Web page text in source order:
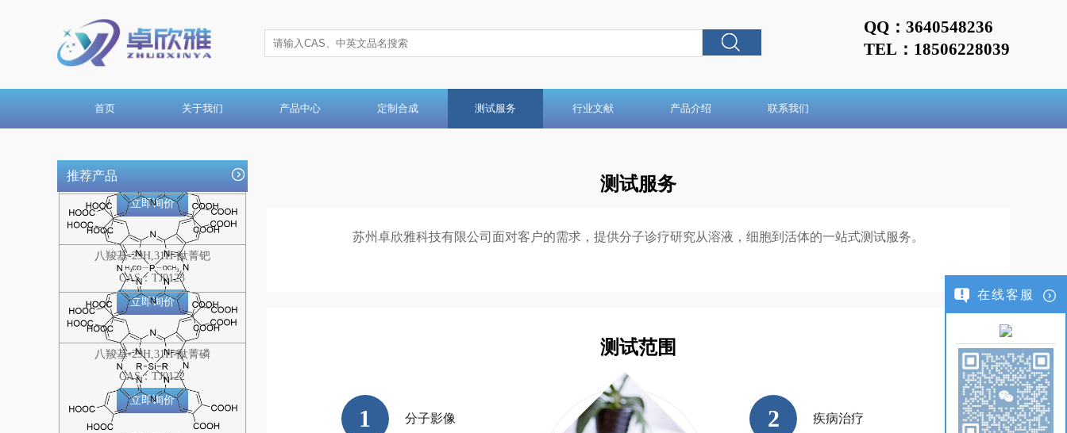
QQ：3640548236
TEL：18506228039
首页 关于我们 产品中心 定制合成 测试服务 行业文献 产品介绍 联系我们
推荐产品
八羧基-29H,31H-酞菁钴
八羧基-29H,31H-酞菁铂
立即询价
八羧基-29H,31H-酞菁钯
CAS：TJ0123
立即询价
八羧基-29H,31H-酞菁磷
CAS：TJ0122
立即询价
测试服务
苏州卓欣雅科技有限公司面对客户的需求，提供分子诊疗研究从溶液，细胞到活体的一站式测试服务。
测试范围
1 分子影像 2 疾病治疗
在线客服